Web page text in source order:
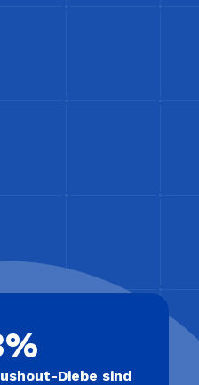
Diebe sind